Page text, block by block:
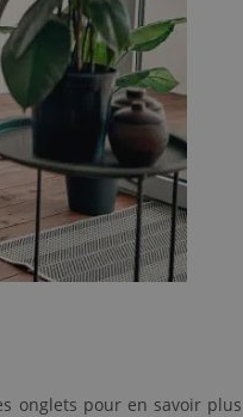
onglets pour en savoir plus